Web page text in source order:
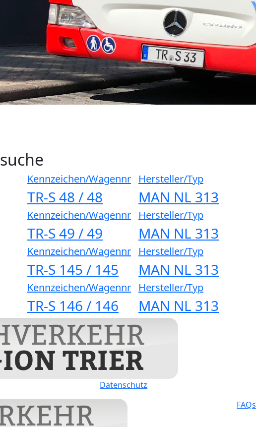
Kennzeichen/Wagennr
TR-S 48 / 48
Hersteller/Typ
MAN NL 313
Kennzeichen/Wagennr
TR-S 49 / 49
Hersteller/Typ
MAN NL 313
Kennzeichen/Wagennr
TR-S 145 / 145
Hersteller/Typ
MAN NL 313
Kennzeichen/Wagennr
TR-S 146 / 146
Hersteller/Typ
MAN NL 313
Datenschutz
FAQs